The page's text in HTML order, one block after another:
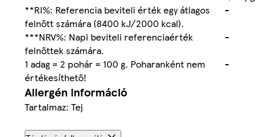
**RI%: Referencia beviteli érték egy átlagos
felnőtt számára (8400 kJ/2000 kcal).
-
***NRV%: Napi beviteli referenciaérték
felnőttek számára.
-
1 adag = 2 pohár = 100 g. Poharanként nem
értékesíthető!
-
Allergén információ
Tartalmaz: Tej